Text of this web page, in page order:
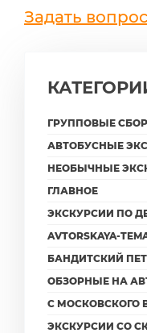
Задать
ГРУППОВЫЕ
АВТОБУСНЫЕ
НЕОБЫЧНЫЕ
ГЛАВНОЕ
ЭКСКУРСИИ ПО
AVTORSKAYA-
БАНДИТСКИЙ
ОБЗОРНЫЕ НА
С МОСКОВСКОГО
ЭКСКУРСИИ СО